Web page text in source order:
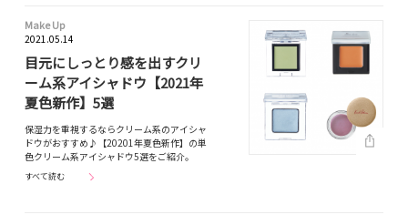
Make Up
2021.05.14
目元にしっとり感を出すクリ
ーム系アイシャドウ【2021年
夏色新作】5選
保湿力を重視するならクリーム系のアイシャ
ドウがおすすめ♪【20201年夏色新作】の単
色クリーム系アイシャドウ5選をご紹介。
すべて読む